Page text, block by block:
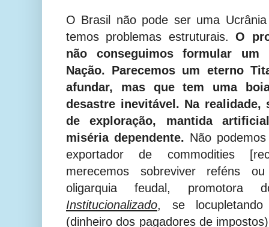
O Brasil não pode ser uma
temos problemas estruturais.O
não conseguimos formular um
Nação. Parecemos um eterno
afundar, mas que tem uma
desastre inevitável. Na realidade,
de exploração, mantida
miséria dependente. Não
exportador de commodities
merecemos sobreviver reféns
oligarquia feudal,
Institucionalizado, se
(dinheiro dos pagadores de